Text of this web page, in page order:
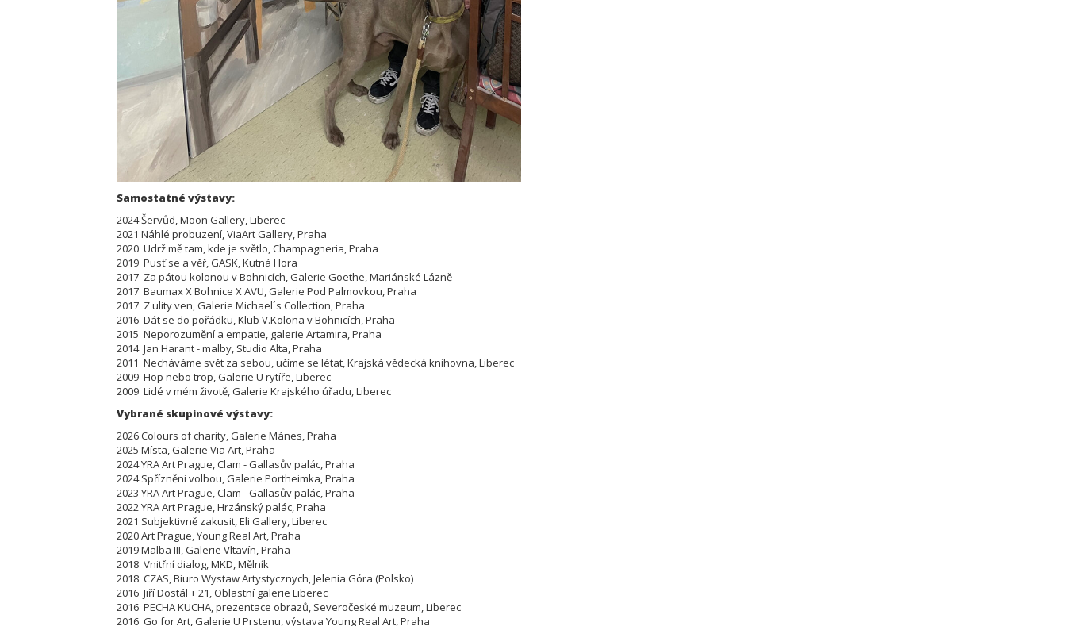
Samostatné výstavy:
2024 Šervůd, Moon Gallery, Liberec
2021 Náhlé probuzení, ViaArt Gallery, Praha
2020 Udrž mě tam, kde je světlo, Champagneria, Praha
2019 Pusť se a věř, GASK, Kutná Hora
2017 Za pátou kolonou v Bohnicích, Galerie Goethe, Mariánské Lázně
2017 Baumax X Bohnice X AVU, Galerie Pod Palmovkou, Praha
2017 Z ulity ven, Galerie Michael´s Collection, Praha
2016 Dát se do pořádku, Klub V.Kolona v Bohnicích, Praha
2015 Neporozumění a empatie, galerie Artamira, Praha
2014 Jan Harant - malby, Studio Alta, Praha
2011 Necháváme svět za sebou, učíme se létat, Krajská vědecká knihovna, Liberec
2009 Hop nebo trop, Galerie U rytíře, Liberec
2009 Lidé v mém životě, Galerie Krajského úřadu, Liberec
Vybrané skupinové výstavy:
2026 Colours of charity, Galerie Mánes, Praha
2025 Místa, Galerie Via Art, Praha
2024 YRA Art Prague, Clam - Gallasův palác, Praha
2024 Spřízněni volbou, Galerie Portheimka, Praha
2023 YRA Art Prague, Clam - Gallasův palác, Praha
2022 YRA Art Prague, Hrzánský palác, Praha
2021 Subjektivně zakusit, Eli Gallery, Liberec
2020 Art Prague, Young Real Art, Praha
2019 Malba III, Galerie Vltavín, Praha
2018 Vnitřní dialog, MKD, Mělník
2018 CZAS, Biuro Wystaw Artystycznych, Jelenia Góra (Polsko)
2016 Jiří Dostál + 21, Oblastní galerie Liberec
2016 PECHA KUCHA, prezentace obrazů, Severočeské muzeum, Liberec
2016 Go for Art, Galerie U Prstenu, výstava Young Real Art, Praha